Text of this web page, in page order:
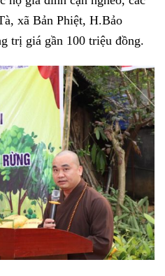
xã Bản Phiệt, H.Bảo
trị giá gần 100 triệu đồng.